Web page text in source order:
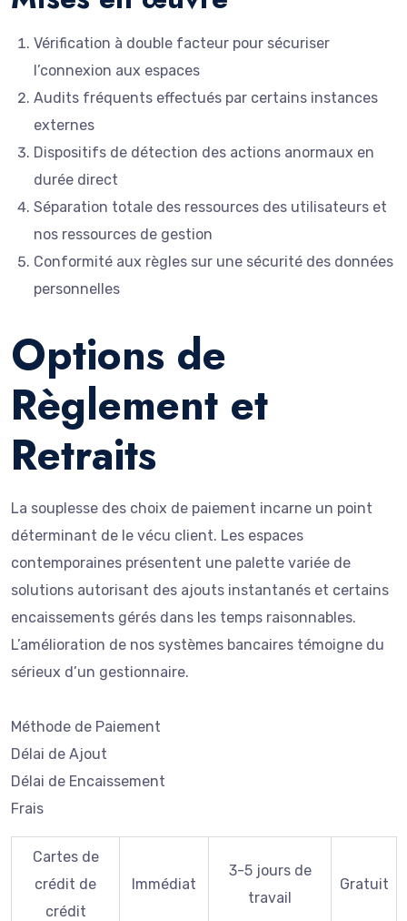
Vérification à double facteur pour sécuriser
l’connexion aux espaces
Audits fréquents effectués par certains instances
externes
Dispositifs de détection des actions anormaux en
durée direct
Séparation totale des ressources des utilisateurs et
nos ressources de gestion
Conformité aux règles sur une sécurité des données
personnelles
Options de
Règlement et
Retraits
La souplesse des choix de paiement incarne un point
déterminant de le vécu client. Les espaces
contemporaines présentent une palette variée de
solutions autorisant des ajouts instantanés et certains
encaissements gérés dans les temps raisonnables.
L’amélioration de nos systèmes bancaires témoigne du
sérieux d’un gestionnaire.
Méthode de Paiement
Délai de Ajout
Délai de Encaissement
Frais
Cartes de
crédit de
crédit
Immédiat
3-5 jours de
travail
Gratuit